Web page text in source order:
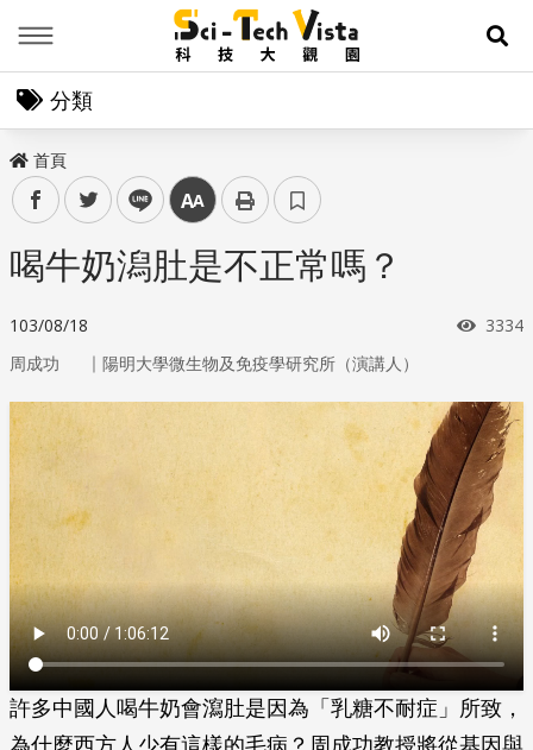
展
分類
首頁
facebooktwitter line 中
喝牛奶潟肚是不正常嗎？
103/08/18 瀏覽
3334
周成功 ｜ 陽明大學微生物及免疫學研究所（演講人）
許多中國人喝牛奶會瀉肚是因為「乳糖不耐症」所致，
為什麼西方人少有這樣的毛病？周成功教授將從基因與